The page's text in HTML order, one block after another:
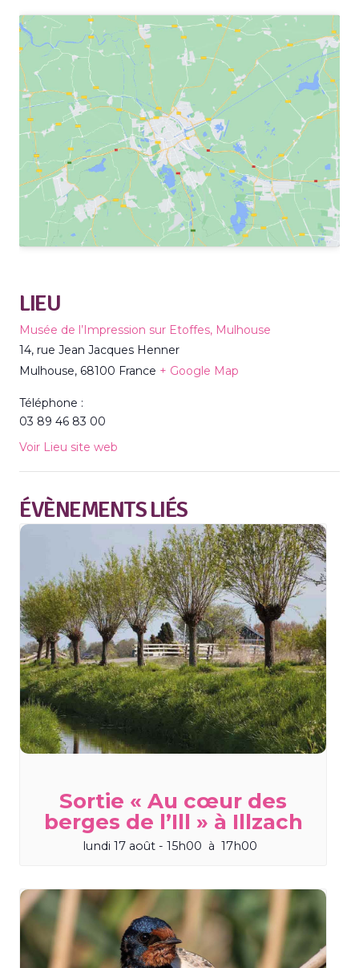
LIEU
Musée de l’Impression sur Etoffes, Mulhouse
14, rue Jean Jacques Henner
Mulhouse, 68100 France + Google Map
Téléphone :
03 89 46 83 00
Voir Lieu site web
ÉVÈNEMENTS LIÉS
Sortie « Au cœur des
berges de l’Ill » à Illzach
lundi 17 août - 15h00 à 17h00